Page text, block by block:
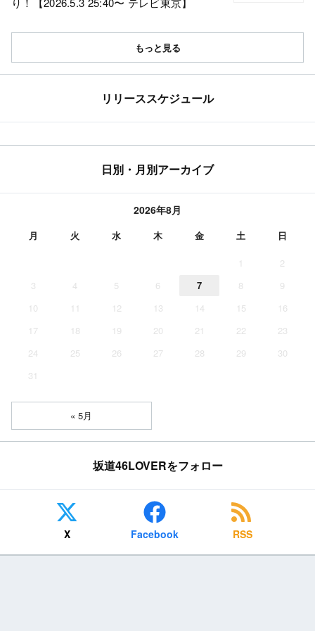
もっと見る
リリーススケジュール
日別・月別アーカイブ
2026年8月
月 火 水 木 金 土 日
1
2
3
4 5 6 7 8
9
10
11 12 13 14 15
16
17
18 19 20 21 22
23
24
25 26 27 28 29
30
31
« 5月
坂道46LOVERをフォロー
X Facebook RSS